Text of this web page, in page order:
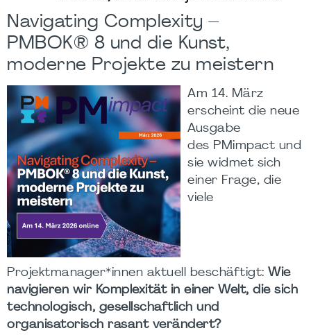
Navigating Complexity –
PMBOK® 8 und die Kunst,
moderne Projekte zu meistern
Am 14. März
erscheint die neue
Ausgabe
des PMimpact und
sie widmet sich
einer Frage, die
viele
Projektmanager*innen aktuell beschäftigt: Wie
navigieren wir Komplexität in einer Welt, die sich
technologisch, gesellschaftlich und
organisatorisch rasant verändert?